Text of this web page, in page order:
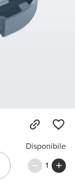
Disponibile
1